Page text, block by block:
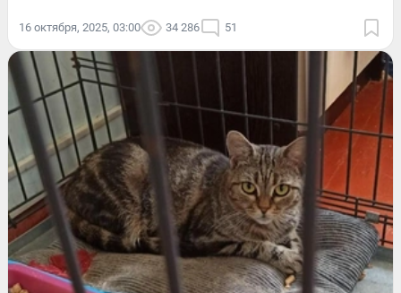
16 октября, 2025, 03:00 34 286 51